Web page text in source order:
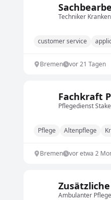
Techniker
customer service
Bremen vor 21 Tagen
Fachkraft
Pflegedienst
Pflege Altenpflege
Bremen vor etwa 2
Ambulanter